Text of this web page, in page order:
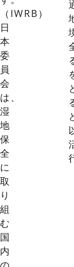
（IWRB）
日
本
委
員
会
は、
湿
地
保
全
に
取
り
組
む
国
内